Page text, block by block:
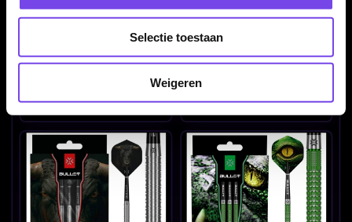
Selectie toestaan
Weigeren
€ 69.95
Dartpijlen
€ 69.95